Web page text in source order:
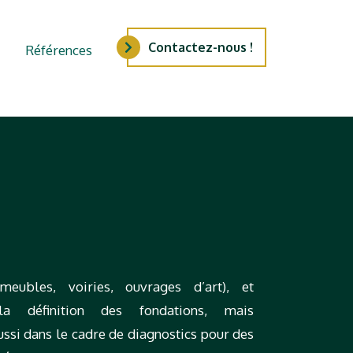
Références Contactez-nous !
voiries, ouvrages d’art), et
définition des fondations, mais
dans le cadre de diagnostics pour des